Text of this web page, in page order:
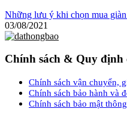
Những lưu ý khi chọn mua
03/08/2021
Chính sách & Quy định
Chính sách vận chuyển,
Chính sách bảo hành và
Chính sách bảo mật